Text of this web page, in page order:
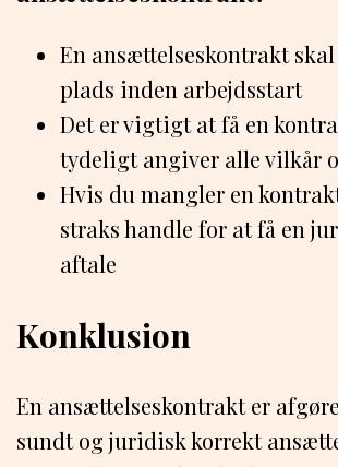
En ansættelseskontrakt
plads inden arbejdsstart
Det er vigtigt at få en
tydeligt angiver alle vilkår
Hvis du mangler en
straks handle for at få en
aftale
Konklusion
En ansættelseskontrakt er
sundt og juridisk korrekt